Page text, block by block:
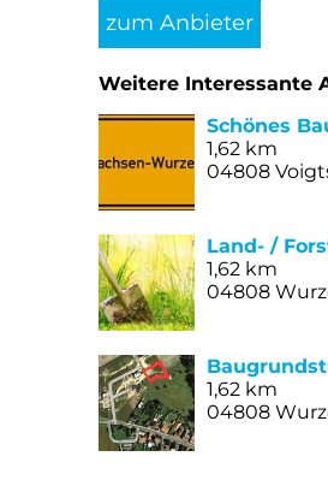
zum Anbieter
Weitere Interessante
Schönes
1,62 km
04808
Land- /
1,62 km
04808
1,62 km
04808